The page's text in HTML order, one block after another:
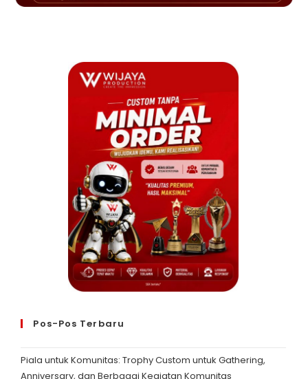
Pos-Pos Terbaru
Piala untuk Komunitas: Trophy Custom untuk Gathering,
Anniversary, dan Berbagai Kegiatan Komunitas